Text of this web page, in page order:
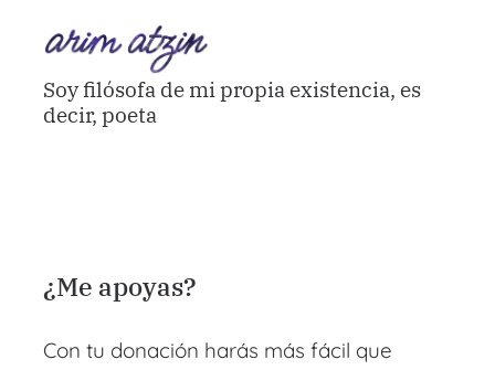
Soy filósofa de mi propia existencia, es
decir, poeta
¿Me apoyas?
Con tu donación harás más fácil que